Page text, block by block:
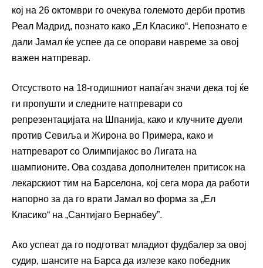
кој на 26 октомври го очекува големото дерби против
Реал Мадрид, познато како „Ел Класико“. Непознато е
дали Јамал ќе успее да се опорави навреме за овој
важен натпревар.
Отсуството на 18-годишниот напаѓач значи дека тој ќе
ги пропушти и следните натпревари со
репрезентацијата на Шпанија, како и клучните дуели
против Севиља и Жирона во Примера, како и
натпреварот со Олимпијакос во Лигата на
шампионите. Ова создава дополнителен притисок на
лекарскиот тим на Барселона, кој сега мора да работи
напорно за да го врати Јамал во форма за „Ел
Класико“ на „Сантијаго Бернабеу”.
Ако успеат да го подготват младиот фудбалер за овој
судир, шансите на Барса да излезе како победник